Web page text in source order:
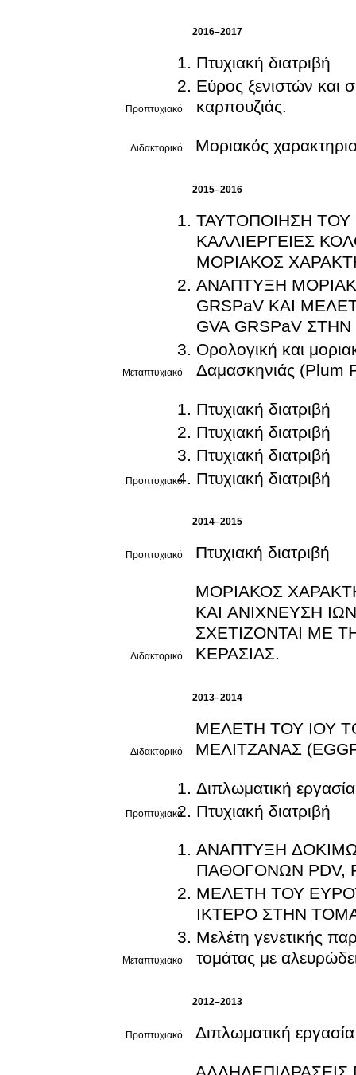
2016–2017
Προπτυχιακό
Πτυχιακή διατριβή
Εύρος ξενιστών και
καρπουζιάς.
Διδακτορικό Μοριακός
2015–2016
Μεταπτυχιακό
ΤΑΥΤΟΠΟΙΗΣΗ ΤΟΥ
ΚΑΛΛΙΕΡΓΕΙΕΣ
ΜΟΡΙΑΚΟΣ
ΑΝΑΠΤΥΞΗ
GRSPaV ΚΑΙ
GVA GRSPaV
Ορολογική και
Δαμασκηνιάς (Plum
Προπτυχιακό
Πτυχιακή διατριβή
Πτυχιακή διατριβή
Πτυχιακή διατριβή
Πτυχιακή διατριβή
2014–2015
Προπτυχιακό Πτυχιακή διατριβή
Διδακτορικό
ΜΟΡΙΑΚΟΣ
ΚΑΙ ΑΝΙΧΝΕΥΣΗ
ΣΧΕΤΙΖΟΝΤΑΙ ΜΕ
ΚΕΡΑΣΙΑΣ.
2013–2014
Διδακτορικό
ΜΕΛΕΤΗ ΤΟΥ ΙΟΥ
ΜΕΛΙΤΖΑΝΑΣ
Προπτυχιακό
Διπλωματική εργασία
Πτυχιακή διατριβή
Μεταπτυχιακό
ΑΝΑΠΤΥΞΗ
ΠΑΘΟΓΟΝΩΝ PDV,
ΜΕΛΕΤΗ ΤΟΥ
ΙΚΤΕΡΟ ΣΤΗΝ
Μελέτη γενετικής
τομάτας με
2012–2013
Προπτυχιακό Διπλωματική εργασία